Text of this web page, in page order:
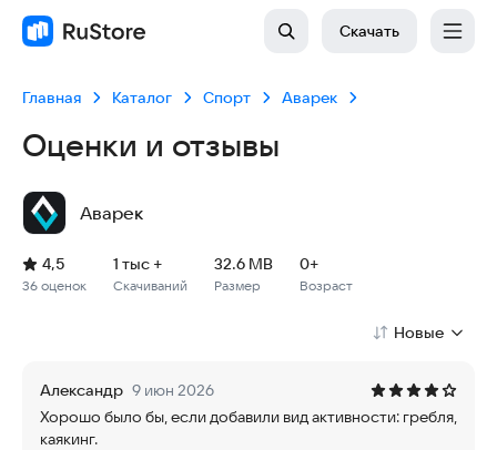
Скачать
Главная Каталог Спорт Аварек
Оценки и отзывы
Аварек
Рейтинг: 4,5, 36 оценок
Скачиваний: 1 тыс +
Размер файла: 32.6 MB
Возрастное ограничение: 32.6 MB
36 оценок
4,5
Скачиваний
1 тыс +
Размер
32.6 MB
Возраст
0+
Новые
Александр 9 июн 2026
Хорошо было бы, если добавили вид активности: гребля,
каякинг.